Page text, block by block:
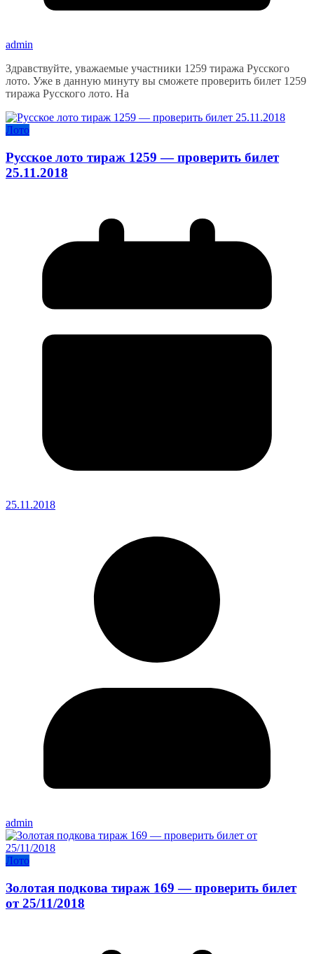
admin
Здравствуйте, уважаемые участники 1259 тиража Русского
лото. Уже в данную минуту вы сможете проверить билет 1259
тиража Русского лото. На
Лото
Русское лото тираж 1259 — проверить билет
25.11.2018
25.11.2018
admin
Лото
Золотая подкова тираж 169 — проверить билет
от 25/11/2018